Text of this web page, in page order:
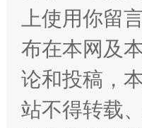
阿坝州三大球赛
上使用你留
布在本网及
论和投稿，
站不得转载